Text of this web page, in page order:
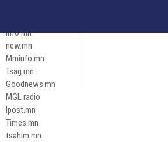
info.mn
new.mn
Mminfo.mn
Tsag.mn
Goodnews.mn
MGL radio
Ipost.mn
Times.mn
tsahim.mn